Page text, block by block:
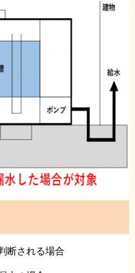
断される場合